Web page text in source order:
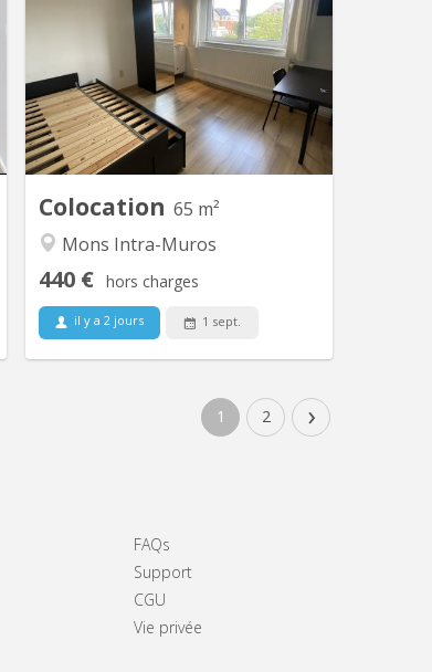
Colocation 65 m²
Mons Intra-Muros
440 € hors charges
il y a 2 jours 1 sept.
3 chambres meublées lit double ,
lavabo … dans Appartement 3
chambres . Lave vaisselle , lessiveuse ,
séchoir , jardin , local vélo Intra muros
proche de tout à pieds. 150 mètres
waroque, 5 minutes plaine de Nimy ,
proche gare , grand place ,
supermarché . Parking aisé et gratuit .
1 2 ›
FAQs
Support
CGU
Vie privée